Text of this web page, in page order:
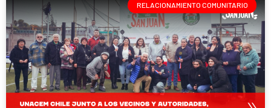
RELACIONAMIENTO COMUNITARIO